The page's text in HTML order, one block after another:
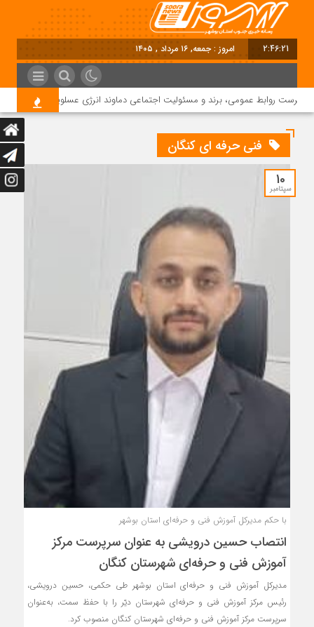
2:46:21 امروز : جمعه, ۱۶ مرداد , ۱۴۰۵
روابط عمومی، برند و مسئولیت اجتماعی دماوند انرژی عسلویه شد
فنی حرفه ای کنگان
10
سپتامبر
با حکم مدیرکل آموزش فنی و حرفه‌ای استان بوشهر
انتصاب حسین درویشی به عنوان سرپرست مرکز
آموزش فنی و حرفه‌ای شهرستان کنگان
مدیرکل آموزش فنی و حرفه‌ای استان بوشهر طی حکمی، حسین درویشی،
رئیس مرکز آموزش فنی و حرفه‌ای شهرستان دیّر را با حفظ سمت، به‌عنوان
سرپرست مرکز آموزش فنی و حرفه‌ای شهرستان کنگان منصوب کرد.